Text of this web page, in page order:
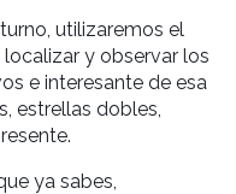
utilizaremos el
localizar y observar los
e interesante de esa
estrellas dobles,
ya sabes,